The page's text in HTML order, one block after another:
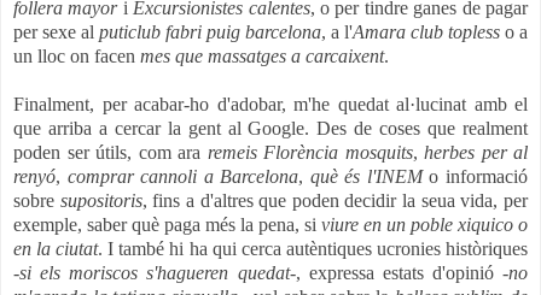
follera mayori Excursionistes calentes, o per tindre ganes de pagar
per sexe al puticlub fabri puig barcelona, a l'Amara club topless o a
un lloc on facen mes que massatges a carcaixent.
Finalment, per acabar-ho d'adobar, m'he quedat al·lucinat amb el
que arriba a cercar la gent al Google. Des de coses que realment
poden ser útils, com ara remeis Florència mosquits, herbes per al
renyó, comprar cannoli a Barcelona, què és l'INEMo informació
sobre supositoris, fins a d'altres que poden decidir la seua vida, per
exemple, saber què paga més la pena, si viure en un poble xiquico o
en la ciutat. I també hi ha qui cerca autèntiques ucronies històriques
-si els moriscos s'hagueren quedat-, expressa estats d'opinió -no